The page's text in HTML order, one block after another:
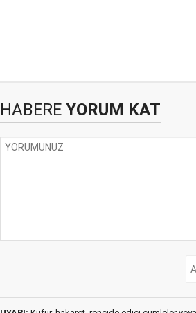
HABERE YORUM KAT